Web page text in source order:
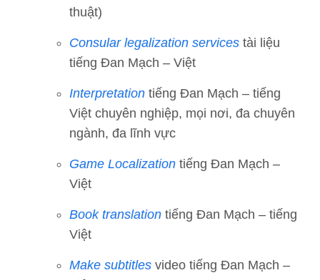
thuật)
Consular legalization services tài liệu
tiếng Đan Mạch – Việt
Interpretation tiếng Đan Mạch – tiếng
Việt chuyên nghiệp, mọi nơi, đa chuyên
ngành, đa lĩnh vực
Game Localization tiếng Đan Mạch –
Việt
Book translation tiếng Đan Mạch – tiếng
Việt
Make subtitles video tiếng Đan Mạch –